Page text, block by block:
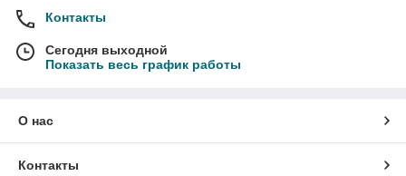
Контакты
Сегодня выходной
Показать весь график работы
О нас
Контакты